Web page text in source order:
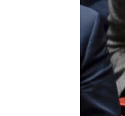
IDEALS AND INSTITUTIONS